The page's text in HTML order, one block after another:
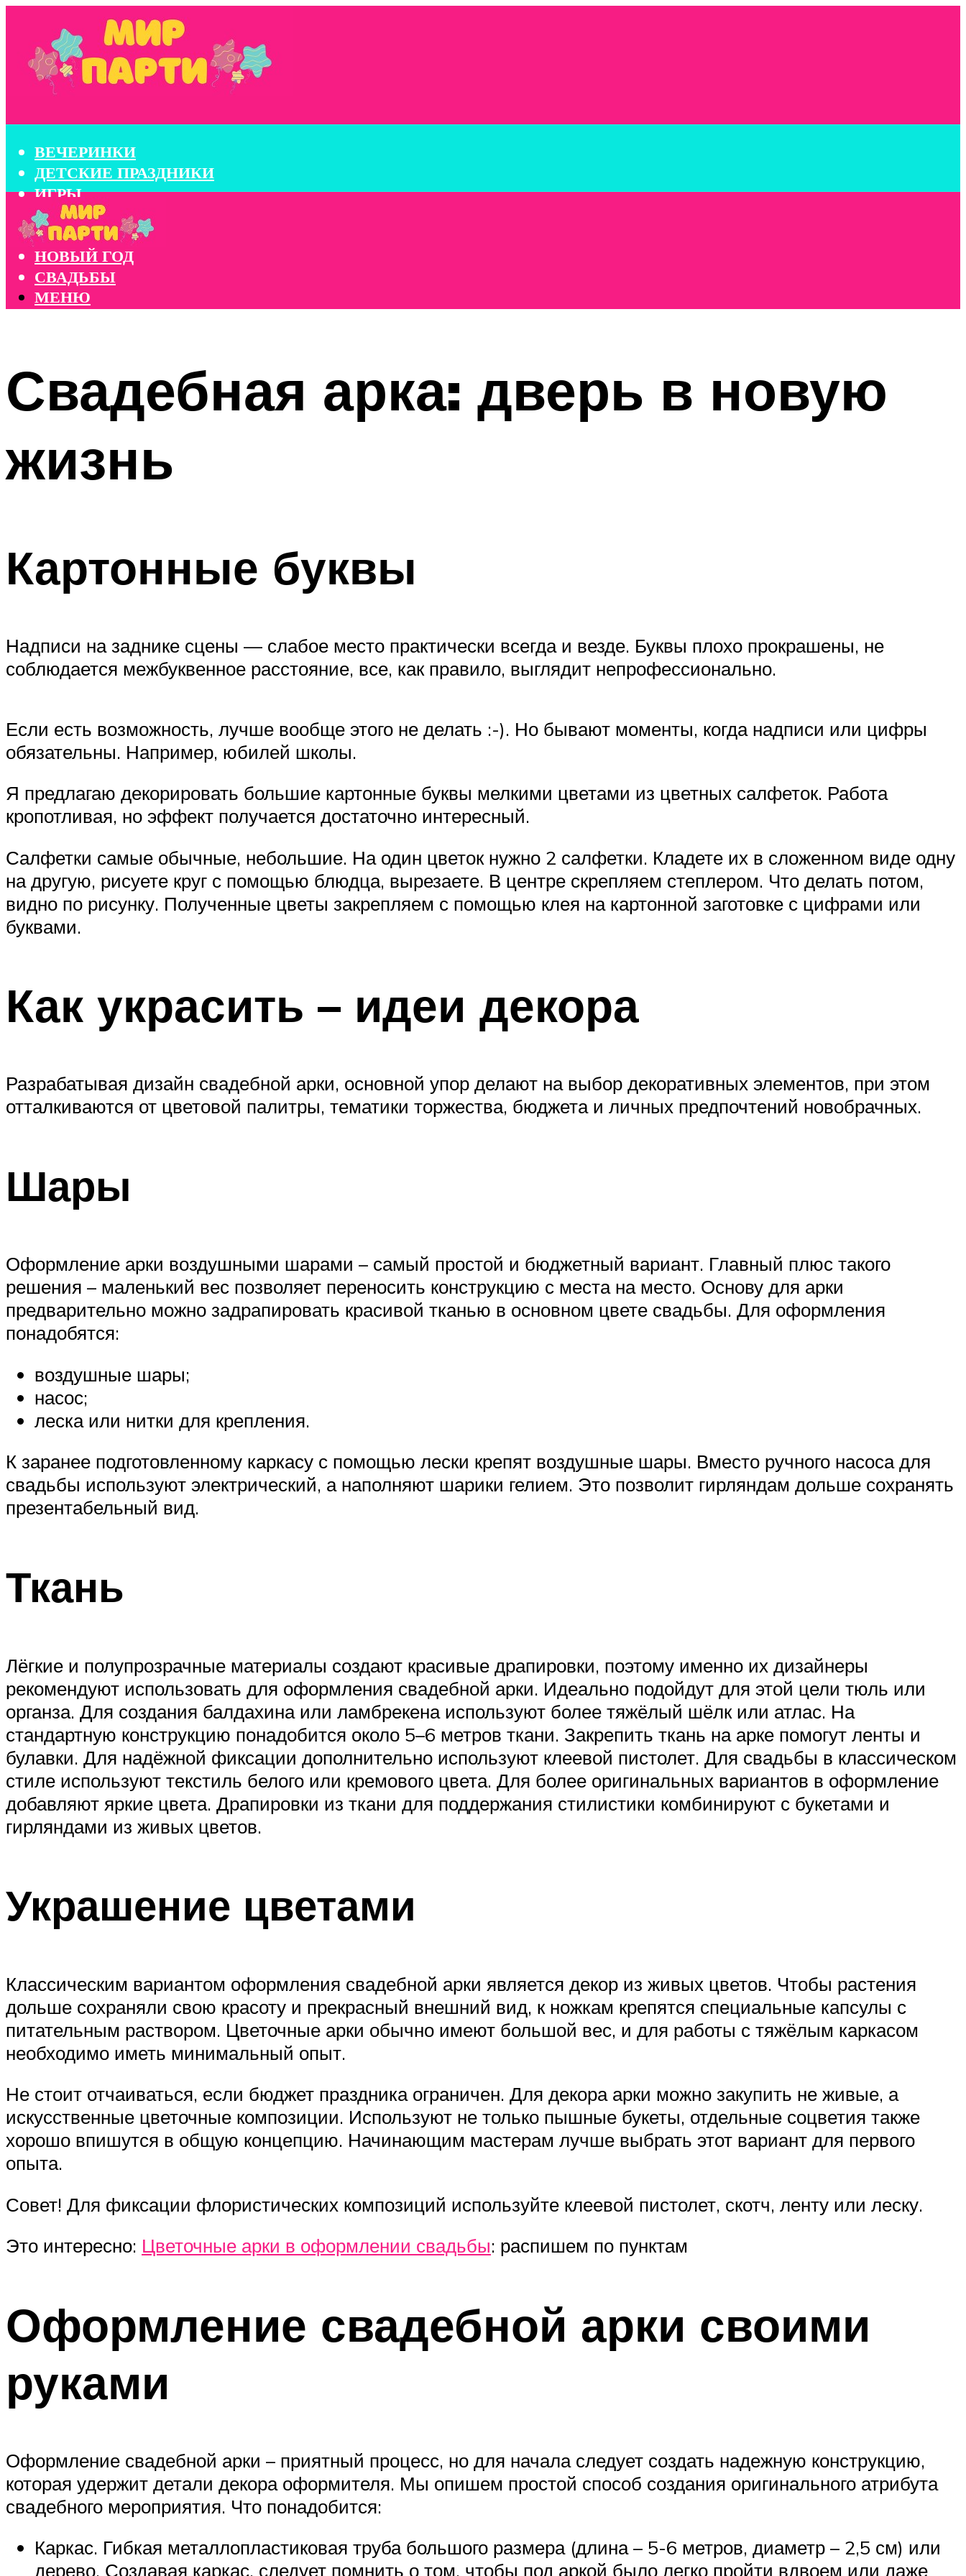
ВЕЧЕРИНКИ
ДЕТСКИЕ ПРАЗДНИКИ
ИГРЫ
КОНКУРСЫ
КОРПОРАТИВЫ
НОВЫЙ ГОД
СВАДЬБЫ
МЕНЮ
Свадебная арка: дверь в новую
жизнь
Картонные буквы
Надписи на заднике сцены — слабое место практически всегда и везде. Буквы плохо прокрашены, не
соблюдается межбуквенное расстояние, все, как правило, выглядит непрофессионально.
Если есть возможность, лучше вообще этого не делать :-). Но бывают моменты, когда надписи или цифры
обязательны. Например, юбилей школы.
Я предлагаю декорировать большие картонные буквы мелкими цветами из цветных салфеток. Работа
кропотливая, но эффект получается достаточно интересный.
Салфетки самые обычные, небольшие. На один цветок нужно 2 салфетки. Кладете их в сложенном виде одну
на другую, рисуете круг с помощью блюдца, вырезаете. В центре скрепляем степлером. Что делать потом,
видно по рисунку. Полученные цветы закрепляем с помощью клея на картонной заготовке с цифрами или
буквами.
Как украсить – идеи декора
Разрабатывая дизайн свадебной арки, основной упор делают на выбор декоративных элементов, при этом
отталкиваются от цветовой палитры, тематики торжества, бюджета и личных предпочтений новобрачных.
Шары
Оформление арки воздушными шарами – самый простой и бюджетный вариант. Главный плюс такого
решения – маленький вес позволяет переносить конструкцию с места на место. Основу для арки
предварительно можно задрапировать красивой тканью в основном цвете свадьбы. Для оформления
понадобятся:
воздушные шары;
насос;
леска или нитки для крепления.
К заранее подготовленному каркасу с помощью лески крепят воздушные шары. Вместо ручного насоса для
свадьбы используют электрический, а наполняют шарики гелием. Это позволит гирляндам дольше сохранять
презентабельный вид.
Ткань
Лёгкие и полупрозрачные материалы создают красивые драпировки, поэтому именно их дизайнеры
рекомендуют использовать для оформления свадебной арки. Идеально подойдут для этой цели тюль или
органза. Для создания балдахина или ламбрекена используют более тяжёлый шёлк или атлас. На
стандартную конструкцию понадобится около 5–6 метров ткани. Закрепить ткань на арке помогут ленты и
булавки. Для надёжной фиксации дополнительно используют клеевой пистолет. Для свадьбы в классическом
стиле используют текстиль белого или кремового цвета. Для более оригинальных вариантов в оформление
добавляют яркие цвета. Драпировки из ткани для поддержания стилистики комбинируют с букетами и
гирляндами из живых цветов.
Украшение цветами
Классическим вариантом оформления свадебной арки является декор из живых цветов. Чтобы растения
дольше сохраняли свою красоту и прекрасный внешний вид, к ножкам крепятся специальные капсулы с
питательным раствором. Цветочные арки обычно имеют большой вес, и для работы с тяжёлым каркасом
необходимо иметь минимальный опыт.
Не стоит отчаиваться, если бюджет праздника ограничен. Для декора арки можно закупить не живые, а
искусственные цветочные композиции. Используют не только пышные букеты, отдельные соцветия также
хорошо впишутся в общую концепцию. Начинающим мастерам лучше выбрать этот вариант для первого
опыта.
Совет! Для фиксации флористических композиций используйте клеевой пистолет, скотч, ленту или леску.
Это интересно: Цветочные арки в оформлении свадьбы: распишем по пунктам
Оформление свадебной арки своими
руками
Оформление свадебной арки – приятный процесс, но для начала следует создать надежную конструкцию,
которая удержит детали декора оформителя. Мы опишем простой способ создания оригинального атрибута
свадебного мероприятия. Что понадобится:
Каркас. Гибкая металлопластиковая труба большого размера (длина – 5-6 метров, диаметр – 2,5 см) или
дерево. Создавая каркас, следует помнить о том, чтобы под аркой было легко пройти вдвоем или даже